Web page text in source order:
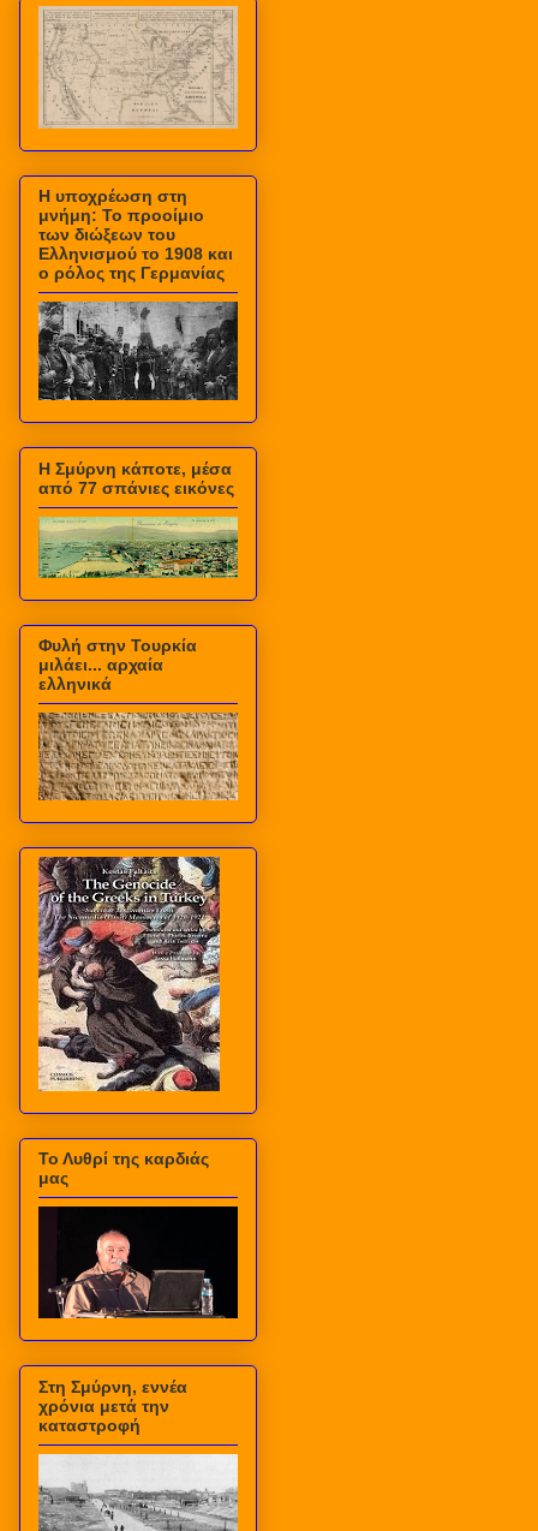
Η υποχρέωση στη
μνήμη: Το προοίμιο
των διώξεων του
Ελληνισμού το 1908 και
ο ρόλος της Γερμανίας
Η Σμύρνη κάποτε, μέσα
από 77 σπάνιες εικόνες
Φυλή στην Τουρκία
μιλάει... αρχαία
ελληνικά
Το Λυθρί της καρδιάς
μας
Στη Σμύρνη, εννέα
χρόνια μετά την
καταστροφή